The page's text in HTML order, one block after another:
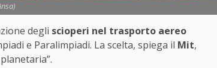
degli scioperi nel trasporto aereo
e Paralimpiadi. La scelta, spiega il Mit,